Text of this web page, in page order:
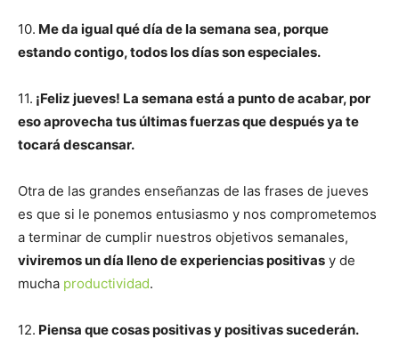
10. Me da igual qué día de la semana sea, porque
estando contigo, todos los días son especiales.
11. ¡Feliz jueves! La semana está a punto de acabar, por
eso aprovecha tus últimas fuerzas que después ya te
tocará descansar.
Otra de las grandes enseñanzas de las frases de jueves
es que si le ponemos entusiasmo y nos comprometemos
a terminar de cumplir nuestros objetivos semanales,
viviremos un día lleno de experiencias positivas y de
mucha productividad.
12. Piensa que cosas positivas y positivas sucederán.